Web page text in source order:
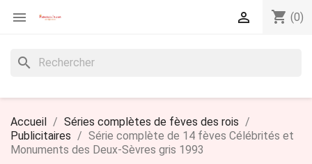
 shopping_cart (0)

search
Accueil
Séries complètes de fèves des rois
Publicitaires
Série complète de 14 fèves Célébrités et
Monuments des Deux-Sèvres gris 1993